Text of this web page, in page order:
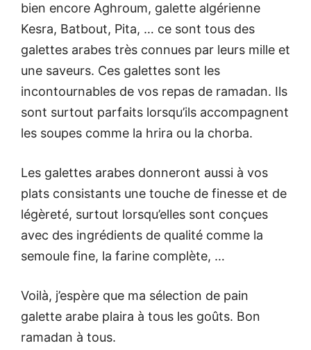
bien encore Aghroum, galette algérienne
Kesra, Batbout, Pita, … ce sont tous des
galettes arabes très connues par leurs mille et
une saveurs. Ces galettes sont les
incontournables de vos repas de ramadan. Ils
sont surtout parfaits lorsqu’ils accompagnent
les soupes comme la hrira ou la chorba.
Les galettes arabes donneront aussi à vos
plats consistants une touche de finesse et de
légèreté, surtout lorsqu’elles sont conçues
avec des ingrédients de qualité comme la
semoule fine, la farine complète, …
Voilà, j’espère que ma sélection de pain
galette arabe plaira à tous les goûts. Bon
ramadan à tous.